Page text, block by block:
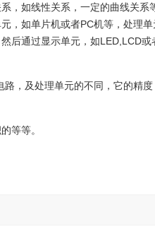
，如线性关系，一定的曲线关
，如单片机或者PC机等，处理
后通过显示单元，如LED,LCD
，及处理单元的不同，它的精
等等。